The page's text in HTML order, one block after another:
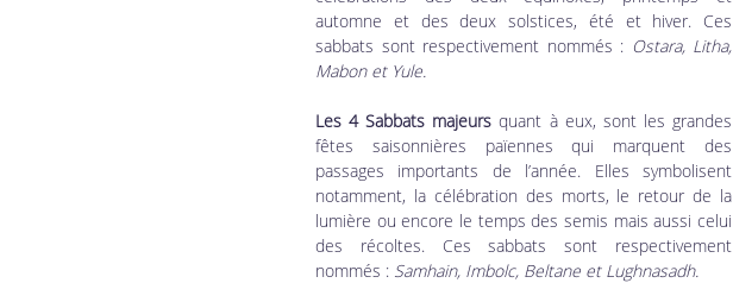
automne et des deux solstices, été et hiver. Ces
sabbats sont respectivement nommés : Ostara, Litha,
Mabon et Yule.
Les 4 Sabbats majeurs quant à eux, sont les grandes
fêtes saisonnières païennes qui marquent des
passages importants de l’année. Elles symbolisent
notamment, la célébration des morts, le retour de la
lumière ou encore le temps des semis mais aussi celui
des récoltes. Ces sabbats sont respectivement
nommés : Samhain, Imbolc, Beltane et Lughnasadh.